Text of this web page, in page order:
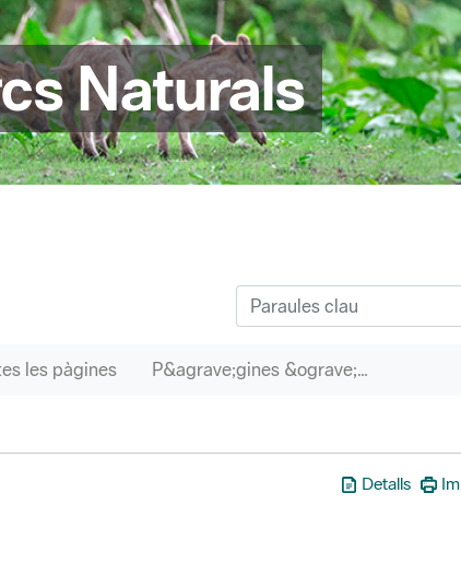
Naturals
les pàgines P&agrave;gines &ograve;rfenes
Detalls